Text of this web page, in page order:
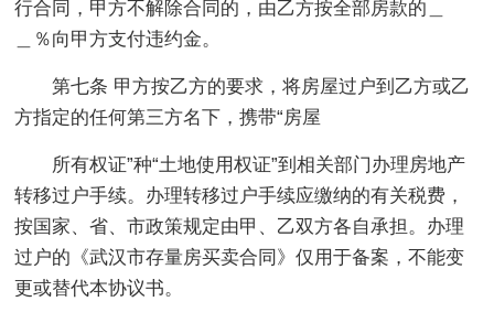
行合同，甲方不解除合同的，由乙方按全部房款的＿
＿％向甲方支付违约金。
第七条 甲方按乙方的要求，将房屋过户到乙方或乙
方指定的任何第三方名下，携带“房屋
所有权证”种“土地使用权证”到相关部门办理房地产
转移过户手续。办理转移过户手续应缴纳的有关税费，
按国家、省、市政策规定由甲、乙双方各自承担。办理
过户的《武汉市存量房买卖合同》仅用于备案，不能变
更或替代本协议书。